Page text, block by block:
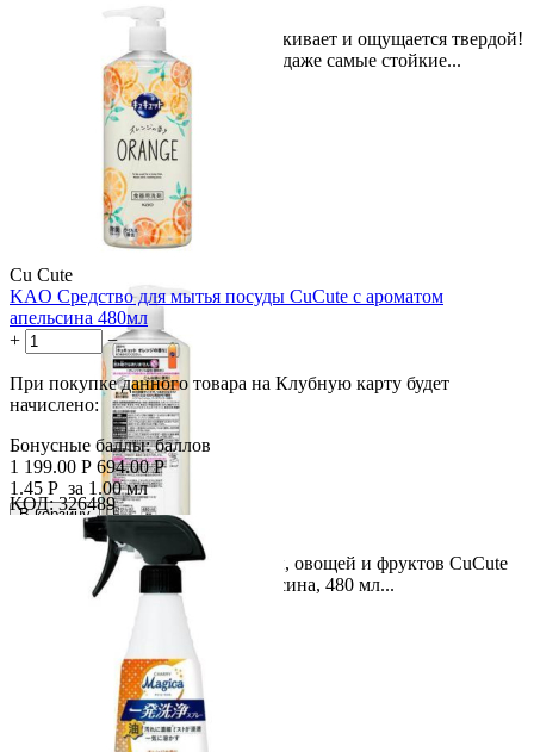
Долговечная пена, которая выскакивает и ощущается твердой!
Его уникальная формула удаляет даже самые стойкие...
Cu Cute
KAO Средство для мытья посуды CuCute с ароматом
апельсина 480мл
+
−
При покупке данного товара на Клубную карту будет
начислено:
Бонусные баллы: баллов
1 199.00 Р 694.00 Р
1.45 Р за 1.00 мл
В корзину

KAO Средство для мытья посуды, овощей и фруктов CuCute
быстрое смывание, аромат апельсина, 480 мл...
КОД: 326489